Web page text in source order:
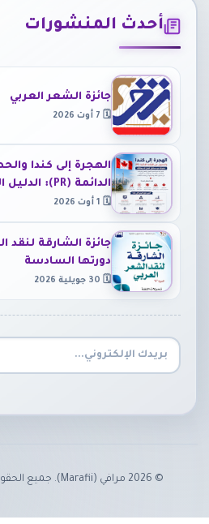
أحدث المنشورات
جائزة الشعر العربي
🗓 7 أوت 2026
الهجرة إلى كندا
الدائمة (PR): الدليل الشامل لعام 2026
🗓 1 أوت 2026
جائزة الشارقة لنقد
دورتها السادسة
🗓 30 جويلية 2026
©
2026 مرافي (Marafii). جميع الحقوق محفوظة.